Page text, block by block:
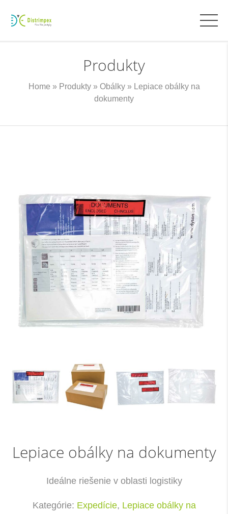
Produkty
Home » Produkty » Obálky »Lepiace obálky na
dokumenty
Lepiace obálky na dokumenty
Ideálne riešenie v oblasti logistiky
Kategórie: Expedície, Lepiace obálky na